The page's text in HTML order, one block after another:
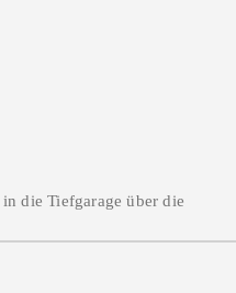
die Tiefgarage über die